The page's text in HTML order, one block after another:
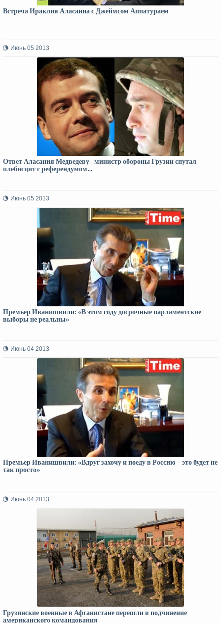
Встреча Ираклия Аласаниа с Джеймсом Аппатураем
Июнь 05 2013
Ответ Аласания Медведеву - министр обороны Грузии спутал
плебисцит с референдумом…
Июнь 05 2013
Премьер Иванишвили: «В этом году досрочные парламентские
выборы не реальны»
Июнь 04 2013
Премьер Иванишвили: «Вдруг захочу и поеду в Россию – это будет не
так просто»
Июнь 04 2013
Грузинские военные в Афганистане перешли в подчинение
американского командования